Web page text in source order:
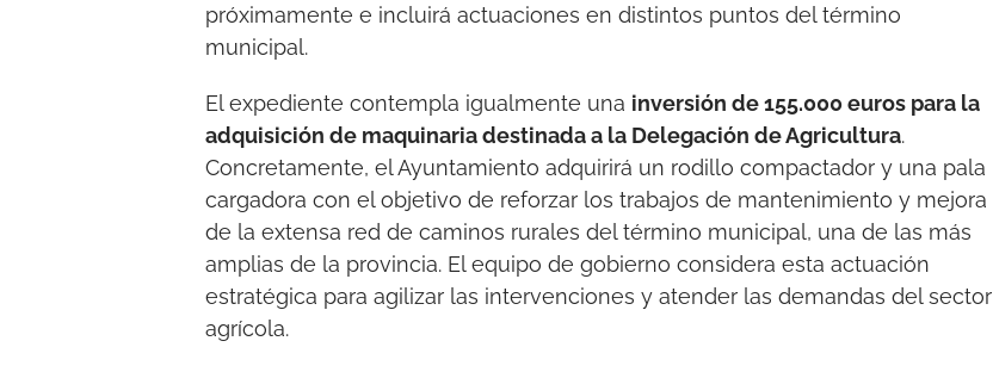
próximamente e incluirá actuaciones en distintos puntos del término
municipal.
El expediente contempla igualmente una inversión de 155.000 euros para la
adquisición de maquinaria destinada a la Delegación de Agricultura.
Concretamente, el Ayuntamiento adquirirá un rodillo compactador y una pala
cargadora con el objetivo de reforzar los trabajos de mantenimiento y mejora
de la extensa red de caminos rurales del término municipal, una de las más
amplias de la provincia. El equipo de gobierno considera esta actuación
estratégica para agilizar las intervenciones y atender las demandas del sector
agrícola.